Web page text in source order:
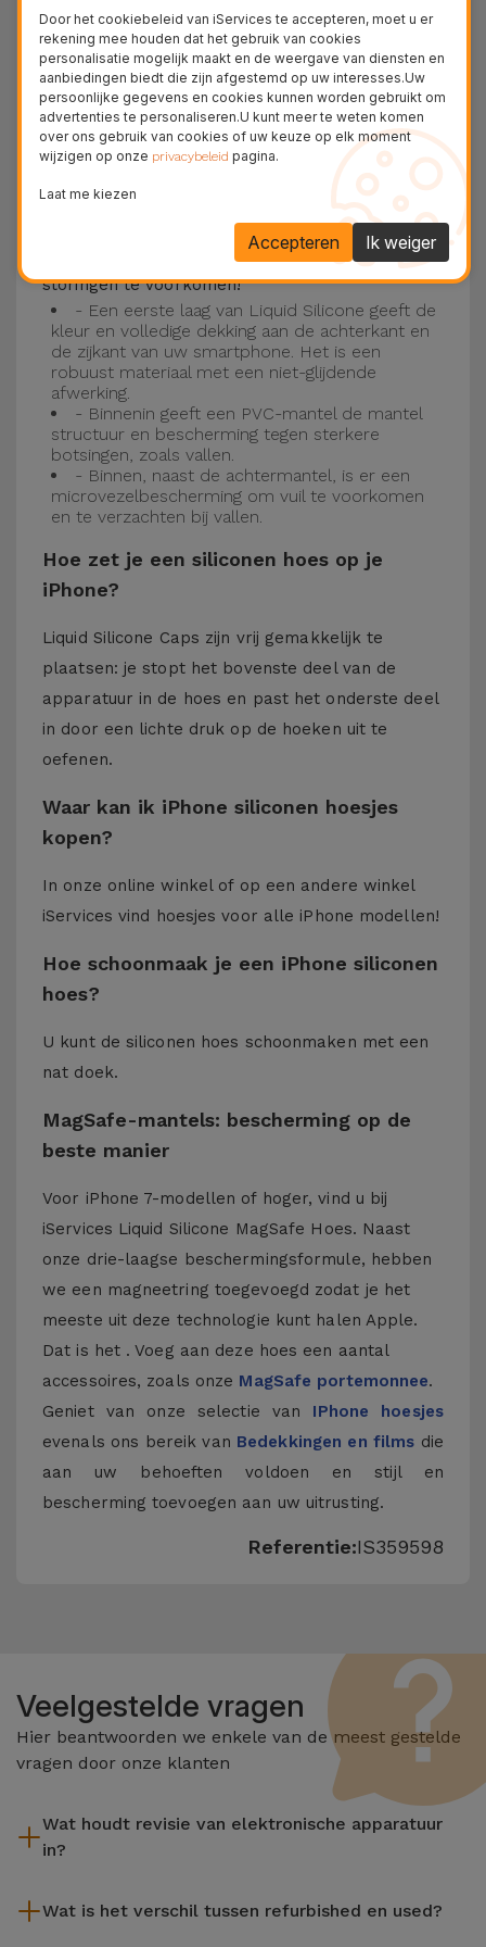
15, 14, 13, 12 onder meer en het nieuwste model
van de Apple, deiPhone 16eniPhone 17.
Drie-laagse bescherming met de
siliconen kappen
Onze iPhone siliconen hoesjes hebben een
robuuste, kwalitatieve constructie met een
drielaagse constructie om ongelukken en
storingen te voorkomen!
- Een eerste laag van Liquid Silicone geeft de
kleur en volledige dekking aan de achterkant en
de zijkant van uw smartphone. Het is een
robuust materiaal met een niet-glijdende
afwerking.
- Binnenin geeft een PVC-mantel de mantel
structuur en bescherming tegen sterkere
botsingen, zoals vallen.
- Binnen, naast de achtermantel, is er een
microvezelbescherming om vuil te voorkomen
en te verzachten bij vallen.
Hoe zet je een siliconen hoes op je
iPhone?
Liquid Silicone Caps zijn vrij gemakkelijk te
plaatsen: je stopt het bovenste deel van de
apparatuur in de hoes en past het onderste deel
in door een lichte druk op de hoeken uit te
oefenen.
Waar kan ik iPhone siliconen hoesjes
kopen?
In onze online winkel of op een andere winkel
iServices vind hoesjes voor alle iPhone modellen!
Hoe schoonmaak je een iPhone siliconen
hoes?
U kunt de siliconen hoes schoonmaken met een
nat doek.
MagSafe-mantels: bescherming op de
beste manier
Voor iPhone 7-modellen of hoger, vind u bij
iServices Liquid Silicone MagSafe Hoes. Naast
onze drie-laagse beschermingsformule, hebben
we een magneetring toegevoegd zodat je het
meeste uit deze technologie kunt halen Apple.
Dat is het . Voeg aan deze hoes een aantal
accessoires, zoals onze MagSafe portemonnee.
Geniet van onze selectie van IPhone hoesjes
evenals ons bereik van Bedekkingen en films die
aan uw behoeften voldoen en stijl en
bescherming toevoegen aan uw uitrusting.
Referentie:IS359598
Veelgestelde vragen
Hier beantwoorden we enkele van de meest gestelde
vragen door onze klanten
Wat houdt revisie van elektronische apparatuur
in?
reiniging, en niet te vergeten het repareren van elk defect
Wat is het verschil tussen refurbished en used?
Door het cookiebeleid van iServices te accepteren, moet u er
rekening mee houden dat het gebruik van cookies
personalisatie mogelijk maakt en de weergave van diensten en
aanbiedingen biedt die zijn afgestemd op uw interesses.Uw
persoonlijke gegevens en cookies kunnen worden gebruikt om
advertenties te personaliseren.U kunt meer te weten komen
over ons gebruik van cookies of uw keuze op elk moment
wijzigen op onze privacybeleid pagina.
Laat me kiezen
Ik weiger
Accepteren